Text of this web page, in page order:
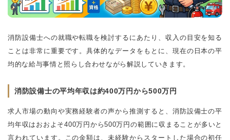
消防設備士への就職や転職を検討するにあたり、収入の目安を知る
ことは非常に重要です。具体的なデータをもとに、現在の日本の平
均的な給与事情と照らし合わせながら解説していきます。
消防設備士の平均年収は約400万円から500万円
求人市場の動向や実務経験者の声から推測すると、消防設備士の平
均年収はおおよそ400万円から500万円の範囲に収まることが多いと
言われています。この金額は、未経験からスタートした場合の初任